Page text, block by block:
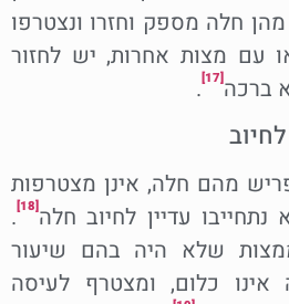
חלה מספק וחזרו ונצטרפו
עם מצות אחרות, יש לחזור
ברכה[17]
.
מהם חלה, אינן מצטרפות
עדיין לחיוב חלה[18]
.
שלא היה בהם שיעור
כלום, ומצטרף לעיסה